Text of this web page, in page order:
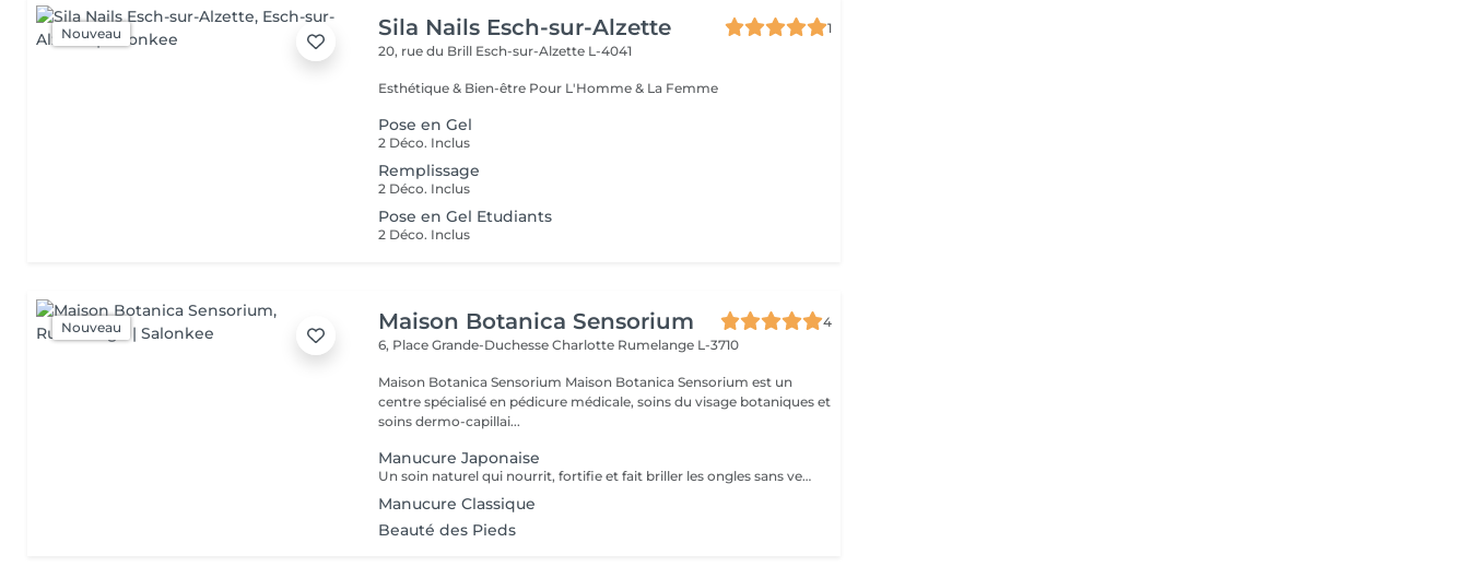
Nouveau Sila Nails Esch-sur-Alzette
1
20, rue du Brill Esch-sur-Alzette L-4041
Esthétique & Bien-être Pour L'Homme & La Femme
Pose en Gel
2 Déco. Inclus
Remplissage
2 Déco. Inclus
Pose en Gel Etudiants
2 Déco. Inclus
Nouveau Maison Botanica Sensorium
4
6, Place Grande-Duchesse Charlotte Rumelange L-3710
Maison Botanica Sensorium Maison Botanica Sensorium est un
centre spécialisé en pédicure médicale, soins du visage botaniques et
soins dermo-capillai...
Manucure Japonaise
Un soin naturel qui nourrit, fortifie et fait briller les ongles sans vernis. Grâce à une pâte enrichie en cire d'abeille, kératine et minéraux, suivie d'une poudre de perle protectrice, les ongles retrouvent force, éclat et un fini brillant naturel.
Manucure Classique
Beauté des Pieds